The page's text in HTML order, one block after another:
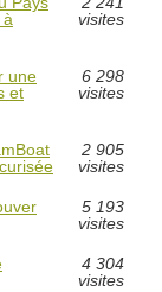
à
visites
une
et
6 298
visites
2 905
visites
5 193
visites
4 304
visites